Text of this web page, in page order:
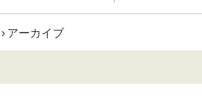
母子の健康・予防接種
保育園
介護保険
障害福祉
› アーカイブ